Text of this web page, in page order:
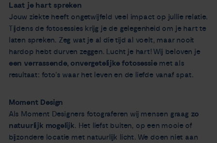
Laat je hart spreken
Jouw ziekte heeft ongetwijfeld veel impact op jullie relatie.
Tijdens de fotosessies krijg je de gelegenheid om je hart te
laten spreken. Zeg wat je al die tijd al voelt, maar nooit
hardop hebt durven zeggen. Lucht je hart! Wij beloven je
een verrassende, onvergetelijke fotosessiemet als
resultaat: foto’s waar het leven en de liefde vanaf spat.
Moment Design
Als Moment Designers fotograferen wij mensen graag zo
natuurlijk mogelijk. Het liefst buiten, op een mooie of
bijzondere locatie met natuurlijk licht. We doen niet aan